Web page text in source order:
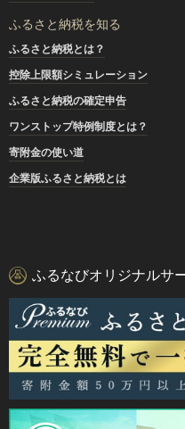
ふるさと納税を知る
ふるさと納税とは？
控除上限額シミュレーション
ふるさと納税の確定申告
ワンストップ特例制度とは？
寄附金の使い道
企業版ふるさと納税とは
ふるなびオリジナルサ